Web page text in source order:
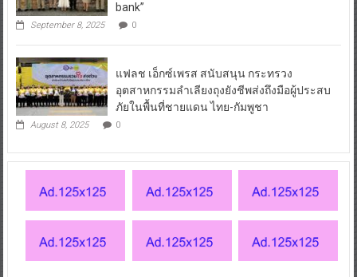
bank”
September 8, 2025 0
แฟลช เอ็กซ์เพรส สนับสนุน กระทรวง
อุตสาหกรรมลำเลียงถุงยังชีพส่งถึงมือผู้ประสบ
ภัยในพื้นที่ชายแดน ไทย-กัมพูชา
August 8, 2025 0